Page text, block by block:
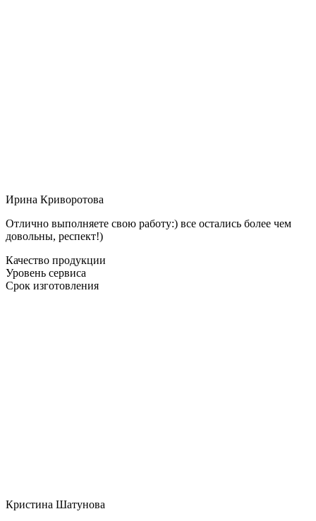
Ирина Криворотова
Отлично выполняете свою работу:) все остались более чем
довольны, респект!)
Качество продукции
Уровень сервиса
Срок изготовления
Кристина Шатунова